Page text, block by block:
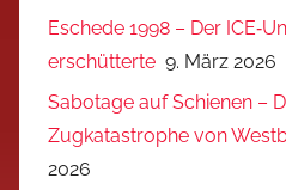
Eschede 1998 – Der
erschütterte 9. März 2026
Sabotage auf Schienen –
Zugkatastrophe von
2026